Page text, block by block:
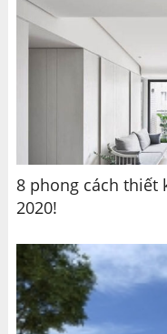
8 phong cách thiết
2020!